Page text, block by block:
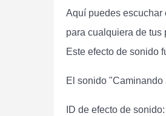
Aquí puedes escuchar
para cualquiera de tus
Este efecto de sonido
El sonido
ID de efecto de